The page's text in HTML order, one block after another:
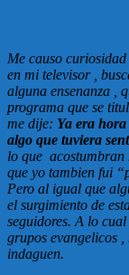
Me causo
en mi televisor ,
alguna ensenanza ,
programa que se
me dije: Ya era
algo que tuviera
lo que acostumbran
que yo tambien fui
Pero al igual que
el surgimiento de
seguidores. A lo
grupos evangelicos
indaguen.